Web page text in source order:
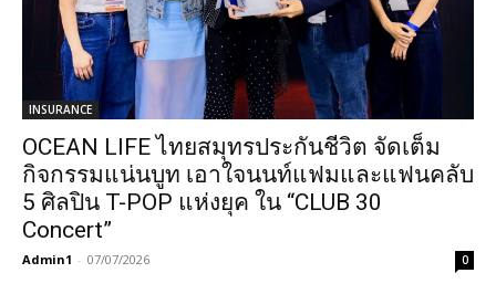
INSURANCE
OCEAN LIFE ไทยสมุทรประกันชีวิต จัดเต็ม
กิจกรรมแน่นบูท เอาใจนนท์แฟมและแฟนคลับ
5 ศิลปิน T-POP แห่งยุค ใน “CLUB 30
Concert”
Admin1 - 07/07/2026 0